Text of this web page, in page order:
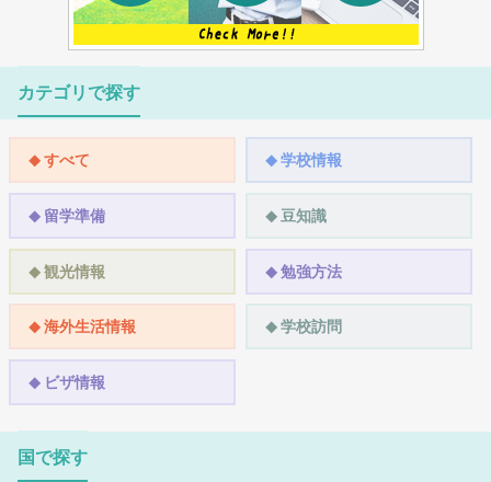
カテゴリで探す
すべて 学校情報
留学準備 豆知識
観光情報 勉強方法
海外生活情報 学校訪問
ビザ情報
国で探す